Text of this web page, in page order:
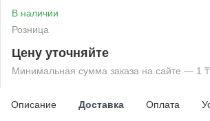
В наличии
Розница
Цену уточняйте
Минимальная сумма заказа на сайте — 1 ₸
Описание Доставка Оплата